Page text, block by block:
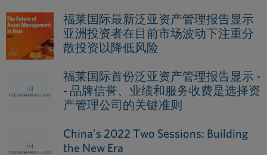
福莱国际最新泛亚资产管理报告显示
亚洲投资者在目前市场波动下注重分
散投资以降低风险
福莱国际首份泛亚资产管理报告显示 -
- 品牌信誉、业绩和服务收费是选择资
产管理公司的关键准则
China’s 2022 Two Sessions: Building
the New Era